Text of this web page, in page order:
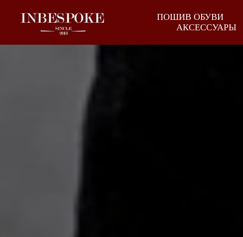
ПОШИВ ОБУВИ
АКСЕССУАРЫ